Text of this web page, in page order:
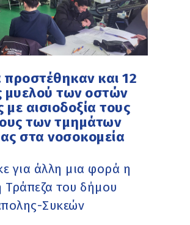
προστέθηκαν και 12
μυελού των οστών
με αισιοδοξία τους
των τμημάτων
στα νοσοκομεία
για άλλη μια φορά η
Τράπεζα του δήμου
Συκεών